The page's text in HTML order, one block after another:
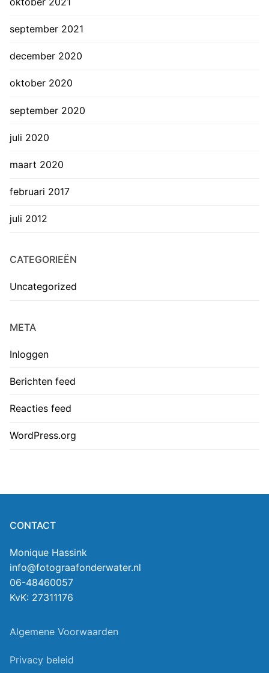
september 2021
december 2020
oktober 2020
september 2020
juli 2020
maart 2020
februari 2017
juli 2012
CATEGORIEËN
Uncategorized
META
Inloggen
Berichten feed
Reacties feed
WordPress.org
CONTACT
Monique Hassink
info@fotograafonderwater.nl
06-48460057
KvK: 27311176
Algemene Voorwaarden
Privacy beleid